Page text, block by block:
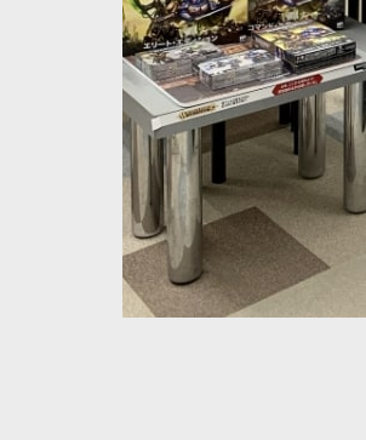
す。 『ウォーハンマー40,000』は、単なる
す。 『ウォーハンマー40,000』は、単なる